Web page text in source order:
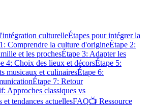
culturelleÉtapes pour intégrer la
Comprendre la culture d'origineÉtape 2:
et les prochesÉtape 3: Adapter les
4: Choix des lieux et décorsÉtape 5:
musicaux et culinairesÉtape 6:
Étape 7: Retour
Approches classiques vs
et tendances actuellesFAQ📺 Ressource